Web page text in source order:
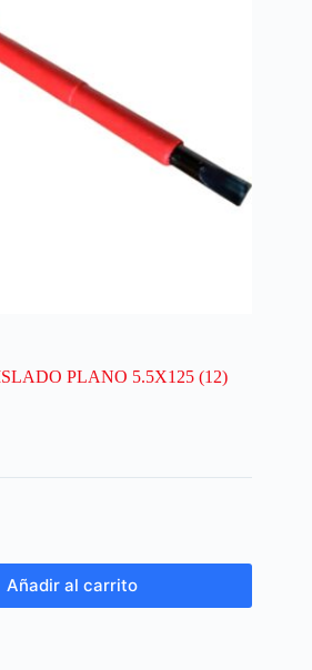
PLANO 5.5X125 (12)
Añadir al carrito